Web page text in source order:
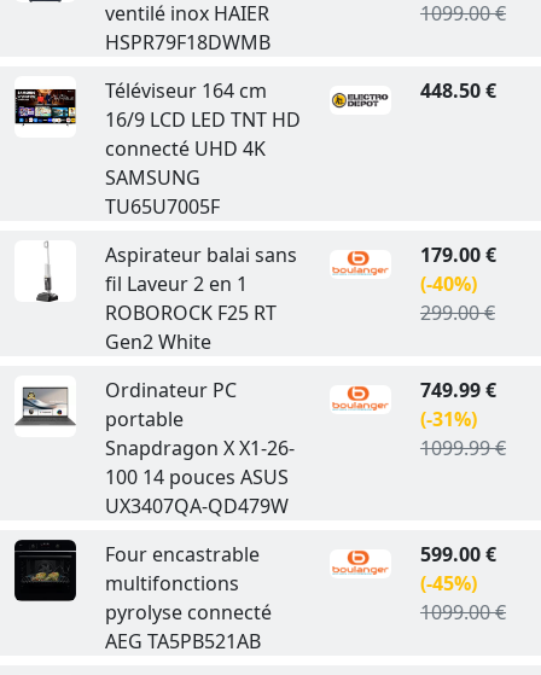
ventilé inox HAIER
HSPR79F18DWMB
1099.00 €
Téléviseur 164 cm
16/9 LCD LED TNT HD
connecté UHD 4K
SAMSUNG
TU65U7005F
448.50 €
Aspirateur balai sans
fil Laveur 2 en 1
ROBOROCK F25 RT
Gen2 White
179.00 €
(-40%)
299.00 €
Ordinateur PC
portable
Snapdragon X X1-26-
100 14 pouces ASUS
UX3407QA-QD479W
749.99 €
(-31%)
1099.99 €
Four encastrable
multifonctions
pyrolyse connecté
AEG TA5PB521AB
599.00 €
(-45%)
1099.00 €